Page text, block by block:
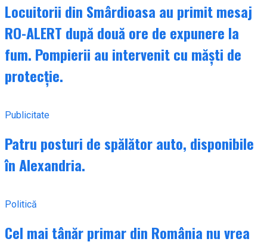
Locuitorii din Smârdioasa au primit mesaj
RO-ALERT după două ore de expunere la
fum. Pompierii au intervenit cu măști de
protecție.
Publicitate
Patru posturi de spălător auto, disponibile
în Alexandria.
Politică
Cel mai tânăr primar din România nu vrea